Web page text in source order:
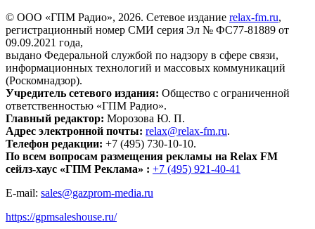
© ООО «ГПМ Радио», 2026. Сетевое издание relax-fm.ru,
регистрационный номер СМИ серия Эл № ФС77-81889 от
09.09.2021 года,
выдано Федеральной службой по надзору в сфере связи,
информационных технологий и массовых коммуникаций
(Роскомнадзор).
Учредитель сетевого издания: Общество с ограниченной
ответственностью «ГПМ Радио».
Главный редактор: Морозова Ю. П.
Адрес электронной почты: relax@relax-fm.ru.
Телефон редакции: +7 (495) 730-10-10.
По всем вопросам размещения рекламы на Relax FM
сейлз-хаус «ГПМ Реклама» : +7 (495) 921-40-41
E-mail: sales@gazprom-media.ru
https://gpmsaleshouse.ru/